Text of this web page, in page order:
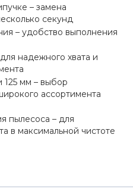
– замена
секунд
– удобство выполнения
надежного хвата и
125 мм – выбор
ассортимента
пылесоса – для
в максимальной чистоте